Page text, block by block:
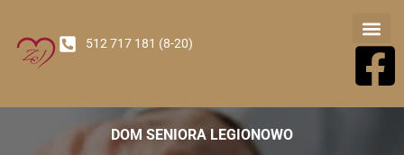
512 717 181 (8-20)
DOM SENIORA LEGIONOWO